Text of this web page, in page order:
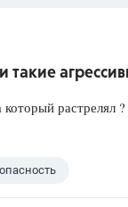
такие
растрелял